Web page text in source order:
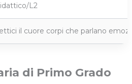
L2
il cuore corpi che parlano
di Primo Grado